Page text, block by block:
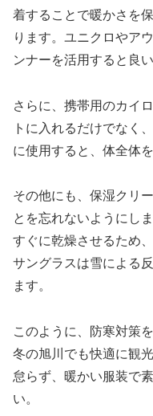
着することで暖かさを
ります。ユニクロやア
ンナーを活用すると良
さらに、携帯用のカイ
トに入れるだけでなく
に使用すると、体全体
その他にも、保湿クリ
とを忘れないようにし
すぐに乾燥させるため
サングラスは雪による
ます。
このように、防寒対策
冬の旭川でも快適に観
怠らず、暖かい服装で
い。